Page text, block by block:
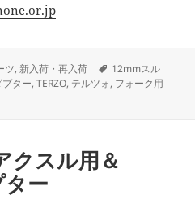
ツ, 新入荷・再入荷
タ
グ
12mmスル
ター,TERZO, テルツォ, フォーク用
クスル用＆
ー